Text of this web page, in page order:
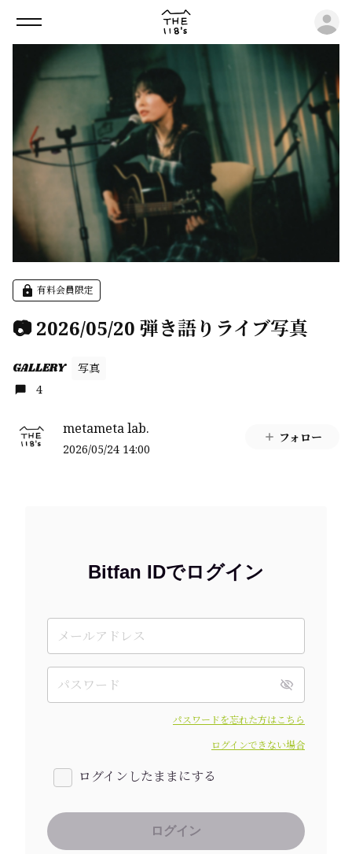
有料会員限定
📷 2026/05/20 弾き語りライブ写真
GALLERY
写真
4
metameta lab.
2026/05/24 14:00
フォロー
Bitfan IDでログイン
パスワードを忘れた方はこちら
ログインできない場合
ログインしたままにする